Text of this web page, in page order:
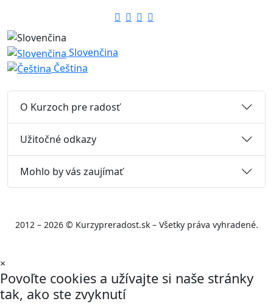
Slovenčina
Čeština
O Kurzoch pre radosť
Užitočné odkazy
Mohlo by vás zaujímať
2012 – 2026 © Kurzypreradost.sk – Všetky práva vyhradené.
×
Povoľte cookies a užívajte si naše stránky
tak, ako ste zvyknutí